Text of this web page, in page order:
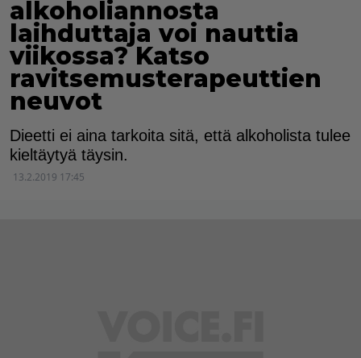
alkoholiannosta
laihduttaja voi nauttia
viikossa? Katso
ravitsemusterapeuttien
neuvot
Dieetti ei aina tarkoita sitä, että alkoholista tulee
kieltäytyä täysin.
13.2.2019 17:45